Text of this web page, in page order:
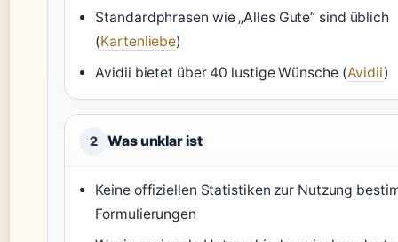
Standardphrasen wie „Alles Gute” sind üblich
(Kartenliebe)
Avidii bietet über 40 lustige Wünsche (Avidii)
2 Was unklar ist
Keine offiziellen Statistiken zur Nutzung
Formulierungen